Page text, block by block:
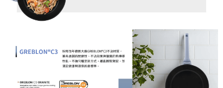
【注意事項】
１．透過由恩沛科技股份有限公司提供之「AFTEE先享後付」服務完成之交
易，需依本服務之必要範圍內提供個人資料，並將交易相關給付款項請求債
２．關於個人資料處理事宜，請瀏覽以下網址：
https://aftee.tw/terms/#terms3
３．未成年的使用者請事先徵得法定代理人或監護人之同意方可使用
「AFTEE先享後付」，若未經同意申辦者引起之損失，本公司不負相關責
任。